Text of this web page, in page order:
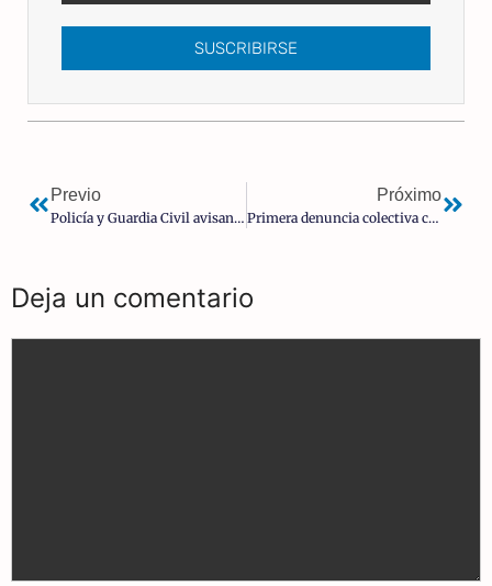
SUSCRIBIRSE
Previo
Policía y Guardia Civil avisan al Gobierno de un otoño caliente
Próximo
Primera denuncia colectiva contra el Gobierno por el coronavirus
Deja un comentario